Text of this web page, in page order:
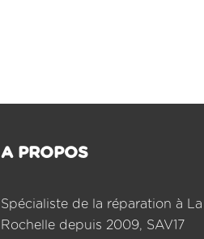
A PROPOS
Spécialiste de la réparation à La
Rochelle depuis 2009, SAV17